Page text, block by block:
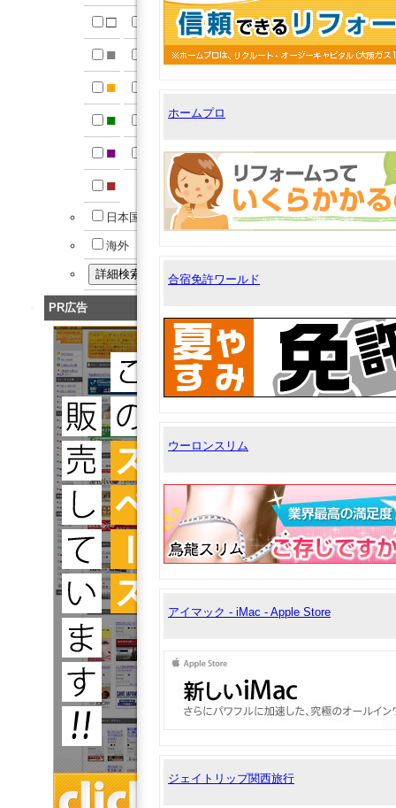
□
■
■
■
■
■
日本国内
海外
PR広告
ホームプロ
合宿免許ワールド
ウーロンスリム
アイマック - iMac - Apple Store
ジェイトリップ関西旅行